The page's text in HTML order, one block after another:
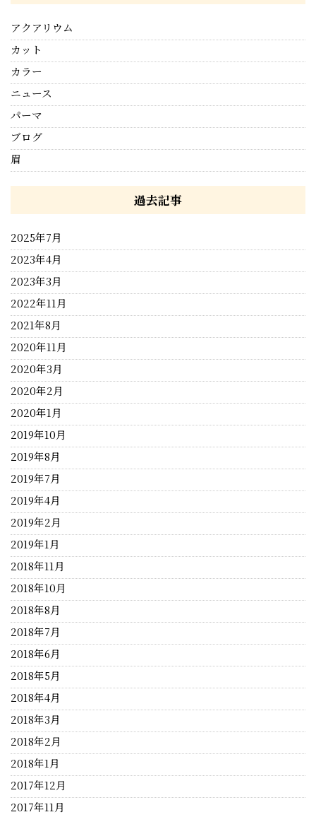
アクアリウム
カット
カラー
ニュース
パーマ
ブログ
眉
過去記事
2025年7月
2023年4月
2023年3月
2022年11月
2021年8月
2020年11月
2020年3月
2020年2月
2020年1月
2019年10月
2019年8月
2019年7月
2019年4月
2019年2月
2019年1月
2018年11月
2018年10月
2018年8月
2018年7月
2018年6月
2018年5月
2018年4月
2018年3月
2018年2月
2018年1月
2017年12月
2017年11月